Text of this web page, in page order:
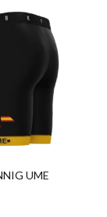
UME